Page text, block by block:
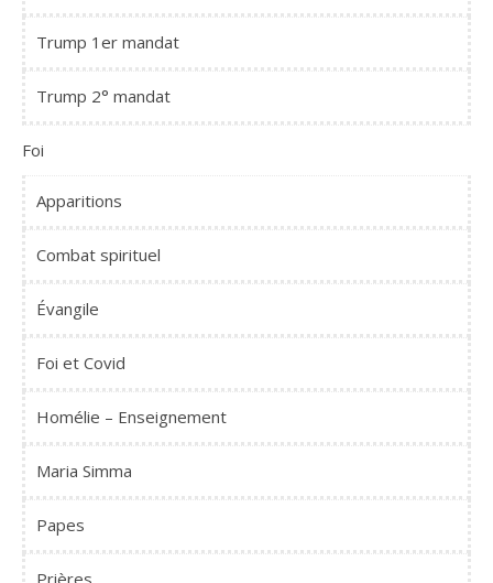
Trump 1er mandat
Trump 2° mandat
Foi
Apparitions
Combat spirituel
Évangile
Foi et Covid
Homélie – Enseignement
Maria Simma
Papes
Prières